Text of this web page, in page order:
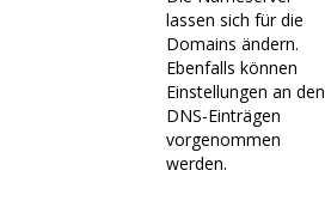
lassen sich für die
Domains ändern.
Ebenfalls können
Einstellungen an den
DNS-Einträgen
vorgenommen
werden.